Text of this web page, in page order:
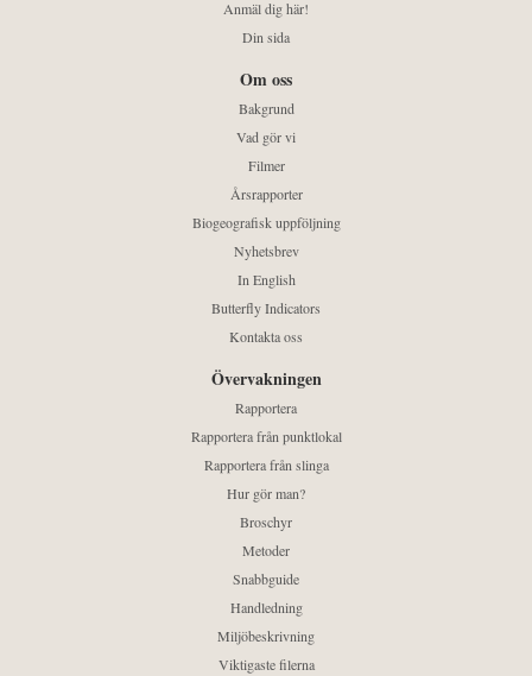
Anmäl dig här!
Din sida
Om oss
Bakgrund
Vad gör vi
Filmer
Årsrapporter
Biogeografisk uppföljning
Nyhetsbrev
In English
Butterfly Indicators
Kontakta oss
Övervakningen
Rapportera
Rapportera från punktlokal
Rapportera från slinga
Hur gör man?
Broschyr
Metoder
Snabbguide
Handledning
Miljöbeskrivning
Viktigaste filerna